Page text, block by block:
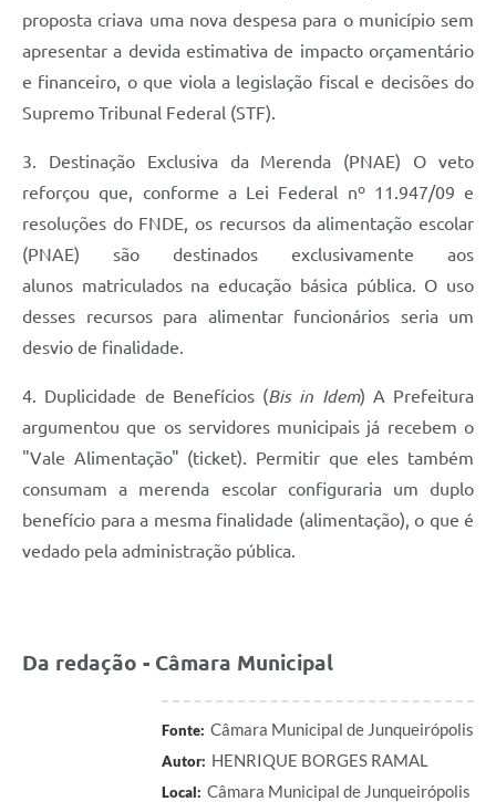
proposta criava uma nova despesa para o município sem
apresentar a devida estimativa de impacto orçamentário
e financeiro, o que viola a legislação fiscal e decisões do
Supremo Tribunal Federal (STF).
3. Destinação Exclusiva da Merenda (PNAE) O veto
reforçou que, conforme a Lei Federal nº 11.947/09 e
resoluções do FNDE, os recursos da alimentação escolar
(PNAE) são destinados exclusivamente aos
alunos matriculados na educação básica pública. O uso
desses recursos para alimentar funcionários seria um
desvio de finalidade.
4. Duplicidade de Benefícios (Bis in Idem) A Prefeitura
argumentou que os servidores municipais já recebem o
"Vale Alimentação" (ticket). Permitir que eles também
consumam a merenda escolar configuraria um duplo
benefício para a mesma finalidade (alimentação), o que é
vedado pela administração pública.
Da redação - Câmara Municipal
Fonte: Câmara Municipal de Junqueirópolis
Autor: HENRIQUE BORGES RAMAL
Local: Câmara Municipal de Junqueirópolis